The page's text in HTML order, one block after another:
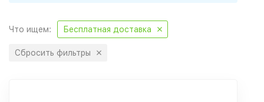
Что ищем: Бесплатная доставка
Сбросить фильтры